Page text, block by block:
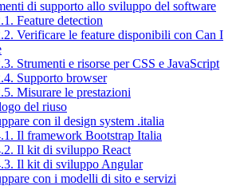
di supporto allo sviluppo del software
Feature detection
Verificare le feature disponibili con Can I
Strumenti e risorse per CSS e JavaScript
Supporto browser
Misurare le prestazioni
del riuso
con il design system .italia
Il framework Bootstrap Italia
Il kit di sviluppo React
Il kit di sviluppo Angular
con i modelli di sito e servizi